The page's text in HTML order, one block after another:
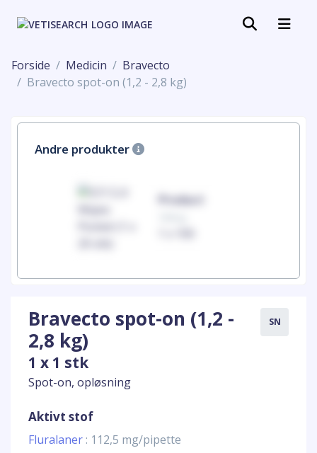
Forside Medicin
Bravecto
Bravecto spot-on (1,2 - 2,8 kg)
Andre produkter
Product
Bravecto spot-on (1,2 -
2,8 kg)
1 x 1 stk
Spot-on, opløsning
SN
Aktivt stof
Fluralaner : 112,5 mg/pipette